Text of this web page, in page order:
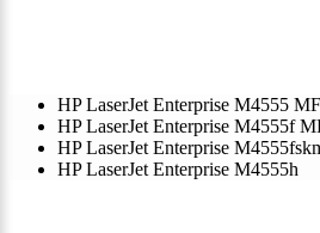
HP LaserJet Enterprise M4555
HP LaserJet Enterprise M4555f
HP LaserJet Enterprise
HP LaserJet Enterprise M4555h